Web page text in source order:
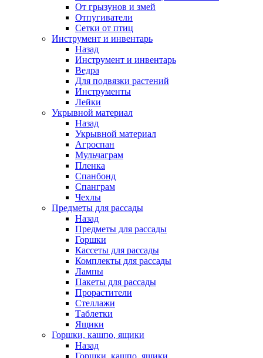
От грызунов и змей
Отпугиватели
Сетки от птиц
Инструмент и инвентарь
Назад
Инструмент и инвентарь
Ведра
Для подвязки растений
Инструменты
Лейки
Укрывной материал
Назад
Укрывной материал
Агроспан
Мульчаграм
Пленка
Спанбонд
Спанграм
Чехлы
Предметы для рассады
Назад
Предметы для рассады
Горшки
Кассеты для рассады
Комплекты для рассады
Лампы
Пакеты для рассады
Прорастители
Стеллажи
Таблетки
Ящики
Горшки, кашпо, ящики
Назад
Горшки, кашпо, ящики